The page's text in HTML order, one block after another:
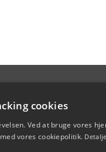
cookies
Ved at bruge vores
vores cookiepolitik.